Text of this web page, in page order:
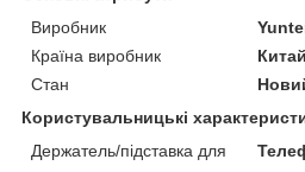
Виробник
Країна виробник
Китай
Стан
Користувальницькі
Держатель/підставка для